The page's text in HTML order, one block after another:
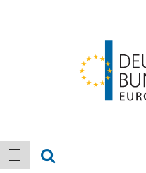
Hauptnavigation
Navigation anzeigen